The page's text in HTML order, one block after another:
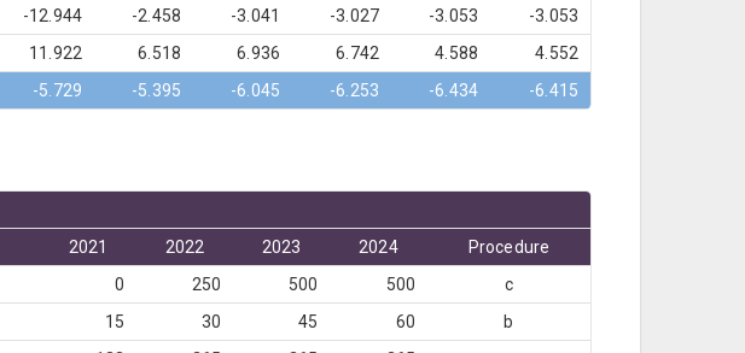
-12.944 -2.458 -3.041 -3.027 -3.053
-3.053
11.922 6.518 6.936 6.742 4.588
4.552
-5.729 -5.395 -6.045 -6.253 -6.434 -6.415
2021 2022 2023 2024
Procedure
0 250 500 500
c
15 30 45 60
b